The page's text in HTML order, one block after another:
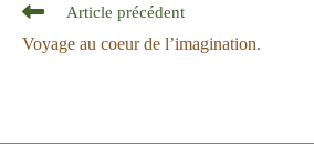
Read
articles
Article précédent
Voyage au coeur de l’imagination.